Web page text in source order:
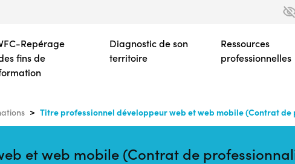
contenu
principal
Repérage
fins de
Diagnostic de son
territoire
Ressources
professionnelles
Titre professionnel développeur web et web mobile (Contrat
et web mobile (Contrat de